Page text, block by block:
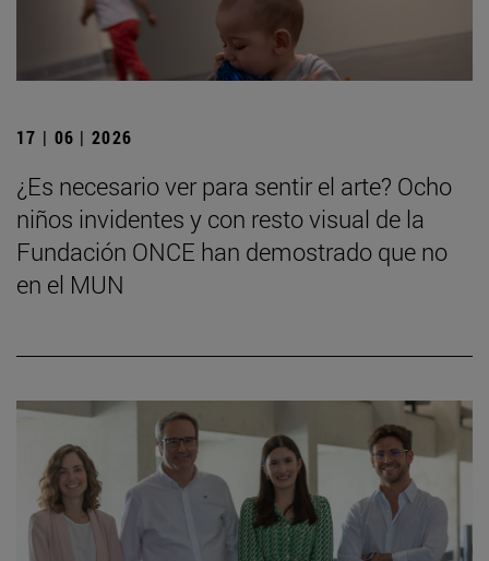
17 | 06 | 2026
¿Es necesario ver para sentir el arte? Ocho
niños invidentes y con resto visual de la
Fundación ONCE han demostrado que no
en el MUN